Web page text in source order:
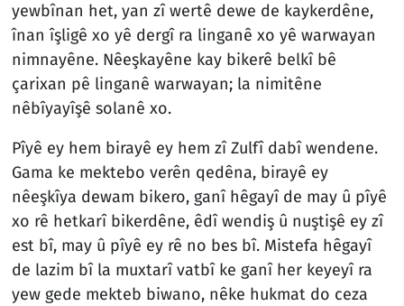
yewbînan het, yan zî wertê dewe de kaykerdêne,
înan îşligê xo yê dergî ra linganê xo yê warwayan
nimnayêne. Nêeşkayêne kay bikerê belkî bê
çarixan pê linganê warwayan; la nimitêne
nêbîyayîşê solanê xo.
Pîyê ey hem birayê ey hem zî Zulfî dabî wendene.
Gama ke mektebo verên qedêna, birayê ey
nêeşkîya dewam bikero, ganî hêgayî de may û pîyê
xo rê hetkarî bikerdêne, êdî wendiş û nuştişê ey zî
est bî, may û pîyê ey rê no bes bî. Mistefa hêgayî
de lazim bî la muxtarî vatbî ke ganî her keyeyî ra
yew gede mekteb biwano, nêke hukmat do ceza